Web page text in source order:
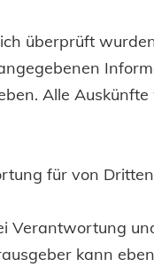
überprüft
Alle
für von
Verantwortung
kann